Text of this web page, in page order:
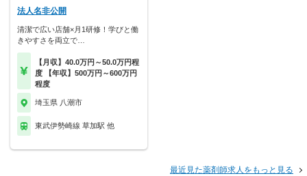
法人名非公開
清潔で広い店舗×月1研修！学びと働
きやすさを両立で…
【月収】40.0万円～50.0万円程
度 【年収】500万円～600万円
程度
埼玉県 八潮市
東武伊勢崎線 草加駅 他
最近見た薬剤師求人をもっと見る